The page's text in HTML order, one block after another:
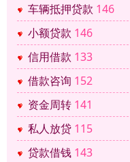
车辆抵押贷款 146
小额贷款 146
信用借款 133
借款咨询 152
资金周转 141
私人放贷 115
贷款借钱 143